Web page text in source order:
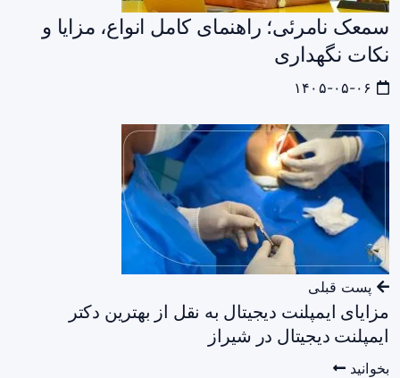
سمعک نامرئی؛ راهنمای کامل انواع، مزایا و
نکات نگهداری
پست قبلی
مزایای ایمپلنت دیجیتال به نقل از بهترین دکتر
ایمپلنت دیجیتال در شیراز
بخوانید